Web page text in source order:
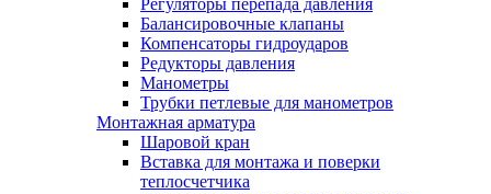
Регуляторы перепада давления
Балансировочные клапаны
Компенсаторы гидроударов
Редукторы давления
Манометры
Трубки петлевые для манометров
Монтажная арматура
Шаровой кран
Вставка для монтажа и поверки
теплосчетчика